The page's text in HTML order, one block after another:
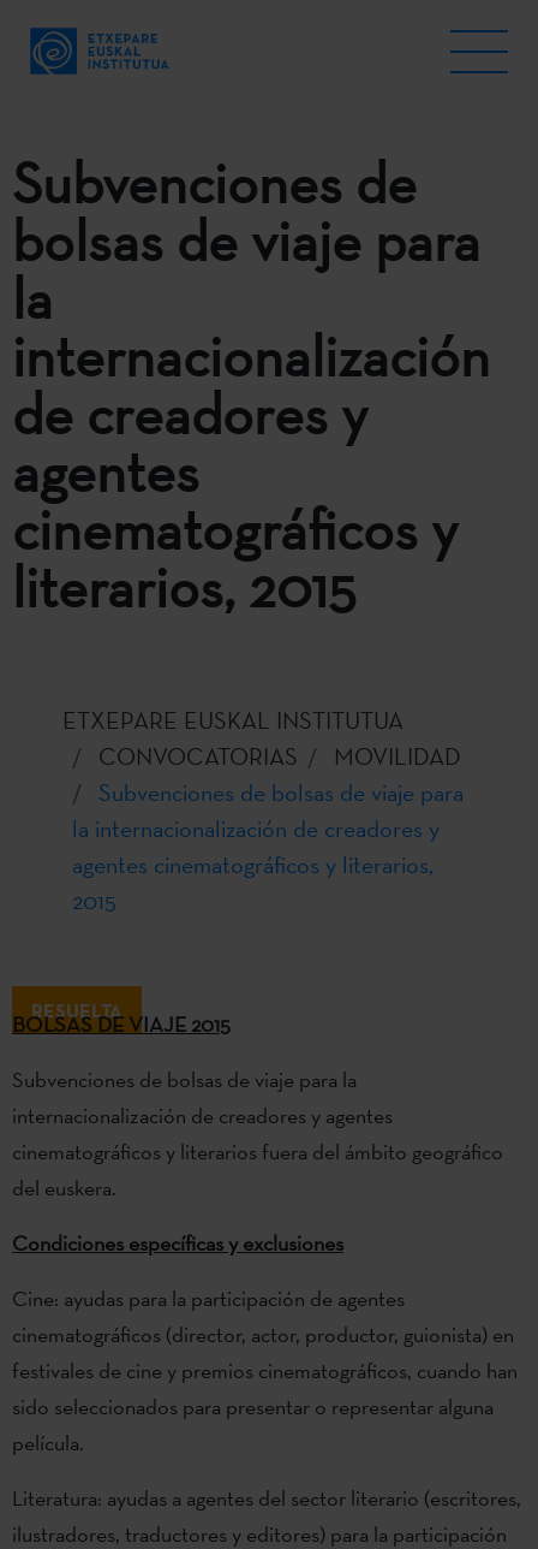
Subvenciones de
bolsas de viaje para
la
internacionalización
de creadores y
agentes
cinematográficos y
literarios, 2015
ETXEPARE EUSKAL INSTITUTUA
CONVOCATORIAS
MOVILIDAD
Subvenciones de bolsas de viaje para
la internacionalización de creadores y
agentes cinematográficos y literarios,
2015
RESUELTA
BOLSAS DE VIAJE 2015
Subvenciones de bolsas de viaje para la
internacionalización de creadores y agentes
cinematográficos y literarios fuera del ámbito geográfico
del euskera.
Condiciones específicas y exclusiones
Cine: ayudas para la participación de agentes
cinematográficos (director, actor, productor, guionista) en
festivales de cine y premios cinematográficos, cuando han
sido seleccionados para presentar o representar alguna
película.
Literatura: ayudas a agentes del sector literario (escritores,
ilustradores, traductores y editores) para la participación